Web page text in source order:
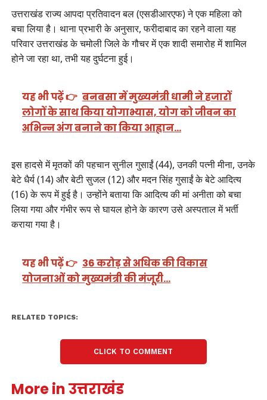
उत्तराखंड राज्य आपदा प्रतिवादन बल (एसडीआरएफ) ने एक महिला को
बचा लिया है। थाना प्रभारी के अनुसार, फरीदाबाद का रहने वाला यह
परिवार उत्तराखंड के चमोली जिले के गौचर में एक शादी समारोह में शामिल
होने जा रहा था, तभी यह दुर्घटना हुई।
यह भी पढ़ें 👉 बनबसा में मुख्यमंत्री धामी ने हजारों
लोगों के साथ किया योगाभ्यास, योग को जीवन का
अभिन्न अंग बनाने का किया आह्वान…
इस हादसे में मृतकों की पहचान सुनील गुसाईं (44), उनकी पत्नी मीना, उनके
बेटे धैर्य (14) और बेटी सुजल (12) और मदन सिंह गुसाईं के बेटे आदित्य
(16) के रूप में हुई है। उन्होंने बताया कि आदित्य की मां अनीता को बचा
लिया गया और गंभीर रूप से घायल होने के कारण उसे अस्पताल में भर्ती
कराया गया है।
यह भी पढ़ें 👉 36 करोड़ से अधिक की विकास
योजनाओं को मुख्यमंत्री की मंजूरी…
RELATED TOPICS:
CLICK TO COMMENT
More in उत्तराखंड